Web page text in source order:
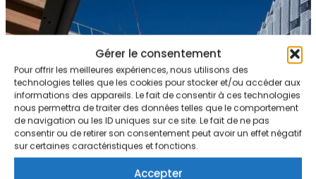
Gérer le consentement
Pour offrir les meilleures expériences, nous utilisons des
technologies telles que les cookies pour stocker et/ou accéder aux
informations des appareils. Le fait de consentir à ces technologies
nous permettra de traiter des données telles que le comportement
de navigation ou les ID uniques sur ce site. Le fait de ne pas
consentir ou de retirer son consentement peut avoir un effet négatif
sur certaines caractéristiques et fonctions.
Accepter